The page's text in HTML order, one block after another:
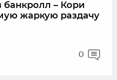
– Кори
жаркую раздачу
0